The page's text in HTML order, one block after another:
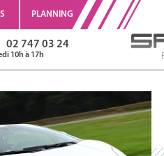
PLANNING
02 747 03 24
10h à 17h